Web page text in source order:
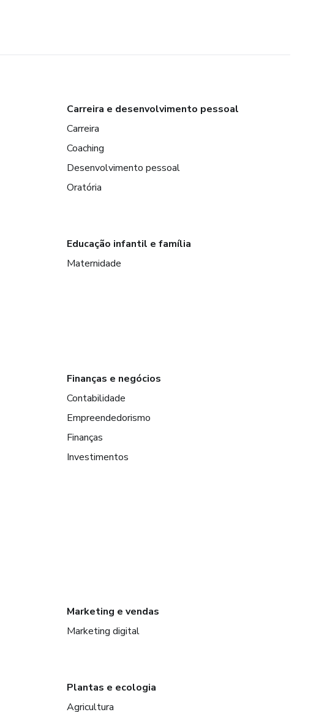
Carreira e desenvolvimento pessoal
Carreira
Coaching
Desenvolvimento pessoal
Oratória
Educação infantil e família
Maternidade
Finanças e negócios
Contabilidade
Empreendedorismo
Finanças
Investimentos
Marketing e vendas
Marketing digital
Plantas e ecologia
Agricultura